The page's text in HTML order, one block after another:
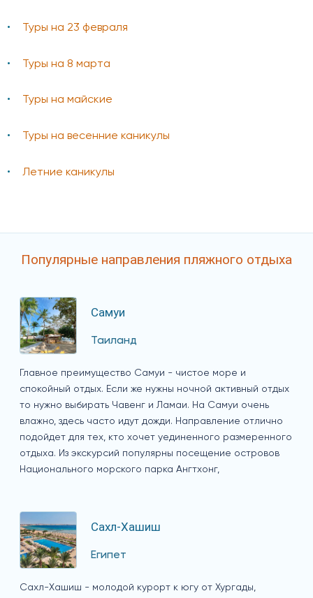
Туры на 23 февраля
Туры на 8 марта
Туры на майские
Туры на весенние каникулы
Летние каникулы
Популярные направления пляжного отдыха
Самуи
Таиланд
Главное преимущество Самуи - чистое море и
спокойный отдых. Если же нужны ночной активный отдых
то нужно выбирать Чавенг и Ламаи. На Самуи очень
влажно, здесь часто идут дожди. Направление отлично
подойдет для тех, кто хочет уединенного размеренного
отдыха. Из экскурсий популярны посещение островов
Национального морского парка Ангтхонг,
Сахл-Хашиш
Египет
Сахл-Хашиш - молодой курорт к югу от Хургады,